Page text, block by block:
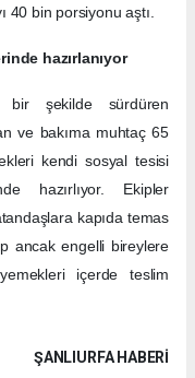
40 bin porsiyonu aştı.
hazırlanıyor
bir şekilde sürdüren
ve bakıma muhtaç 65
kendi sosyal tesisi
hazırlıyor. Ekipler
kapıda temas
ancak engelli bireylere
içerde teslim
ŞANLIURFA HABERİ